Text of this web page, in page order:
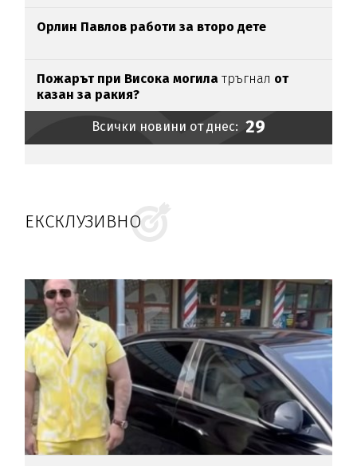
Орлин Павлов работи за второ дете
Пожарът при Висока могила тръгнал от
казан за ракия?
Всички новини от днес: 29
ЕКСКЛУЗИВНО